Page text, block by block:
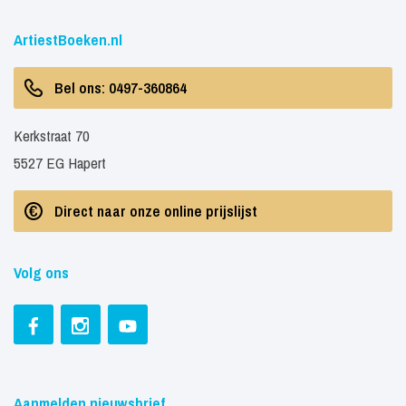
ArtiestBoeken.nl
Bel ons: 0497-360864
Kerkstraat 70
5527 EG Hapert
Direct naar onze online prijslijst
Volg ons